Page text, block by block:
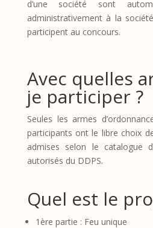
d’une société sont
administrativement à la
participent au concours.
Avec quelles
je participer ?
Seules les armes
participants ont le libre choix
admises selon le catalogue
autorisés du DDPS.
Quel est le
1ère partie : Feu unique